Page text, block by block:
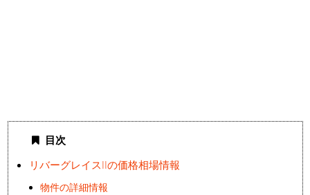
目次
リバーグレイスIIの価格相場情報
物件の詳細情報